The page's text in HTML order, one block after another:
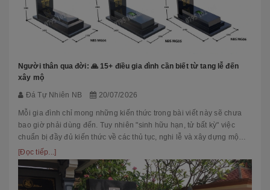
Người thân qua đời: 🙏 15+ điều gia đình cần biết từ tang lễ đến
xây mộ
Đá Tự Nhiên NB 20/07/2026
Mỗi gia đình chỉ mong những kiến thức trong bài viết này sẽ chưa
bao giờ phải dùng đến. Tuy nhiên "sinh hữu hạn, tử bất kỳ" việc
chuẩn bị đầy đủ kiến thức về các thủ tục, nghi lễ và xây dựng mộ
phầ...
[Đọc tiếp...]